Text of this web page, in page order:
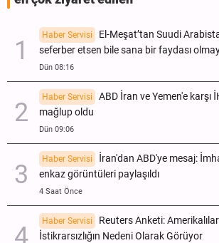
Haber Servisi
El-Meşat’tan Suudi
seferber etsen bile sana bir faydası
Dün 08:16
Haber Servisi
ABD İran ve Yemen'e karşı
mağlup oldu
Dün 09:06
Haber Servisi
İran'dan ABD'ye mesaj:
enkaz görüntüleri paylaşıldı
4 Saat Önce
Haber Servisi
Reuters Anketi:
İstikrarsızlığın Nedeni Olarak Görüyor